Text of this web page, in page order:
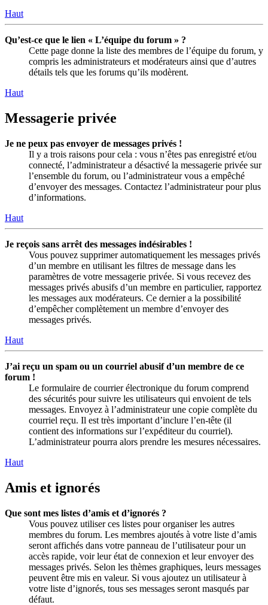
Haut
Qu’est-ce que le lien « L’équipe du forum » ?
Cette page donne la liste des membres de l’équipe du forum, y
compris les administrateurs et modérateurs ainsi que d’autres
détails tels que les forums qu’ils modèrent.
Haut
Messagerie privée
Je ne peux pas envoyer de messages privés !
Il y a trois raisons pour cela : vous n’êtes pas enregistré et/ou
connecté, l’administrateur a désactivé la messagerie privée sur
l’ensemble du forum, ou l’administrateur vous a empêché
d’envoyer des messages. Contactez l’administrateur pour plus
d’informations.
Haut
Je reçois sans arrêt des messages indésirables !
Vous pouvez supprimer automatiquement les messages privés
d’un membre en utilisant les filtres de message dans les
paramètres de votre messagerie privée. Si vous recevez des
messages privés abusifs d’un membre en particulier, rapportez
les messages aux modérateurs. Ce dernier a la possibilité
d’empêcher complètement un membre d’envoyer des
messages privés.
Haut
J’ai reçu un spam ou un courriel abusif d’un membre de ce
forum !
Le formulaire de courrier électronique du forum comprend
des sécurités pour suivre les utilisateurs qui envoient de tels
messages. Envoyez à l’administrateur une copie complète du
courriel reçu. Il est très important d’inclure l’en-tête (il
contient des informations sur l’expéditeur du courriel).
L’administrateur pourra alors prendre les mesures nécessaires.
Haut
Amis et ignorés
Que sont mes listes d’amis et d’ignorés ?
Vous pouvez utiliser ces listes pour organiser les autres
membres du forum. Les membres ajoutés à votre liste d’amis
seront affichés dans votre panneau de l’utilisateur pour un
accès rapide, voir leur état de connexion et leur envoyer des
messages privés. Selon les thèmes graphiques, leurs messages
peuvent être mis en valeur. Si vous ajoutez un utilisateur à
votre liste d’ignorés, tous ses messages seront masqués par
défaut.